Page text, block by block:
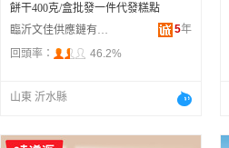
餅干400克/盒批發一件代發糕點
臨沂文佳供應鏈有限公司
5年
回頭率：
46.2%
山東 沂水縣